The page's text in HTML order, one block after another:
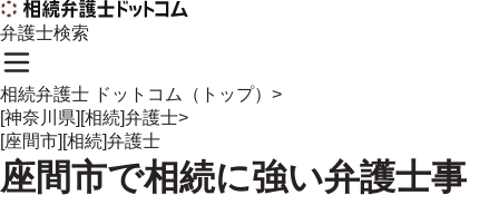
弁護士検索
相続弁護士 ドットコム（トップ） >
[神奈川県][相続]弁護士>
[座間市][相続]弁護士
座間市で相続に強い弁護士事